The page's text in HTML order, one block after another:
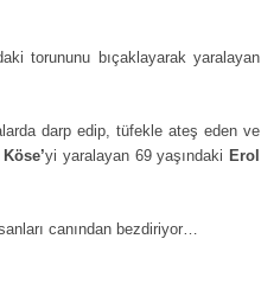
torununu bıçaklayarak yaralayan
darp edip, tüfekle ateş eden ve
yi yaralayan 69 yaşındaki Erol
canından bezdiriyor…